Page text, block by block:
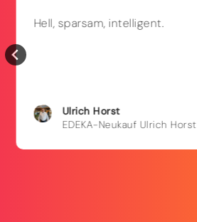
Hell, sparsam, intelligent.
Ulrich Horst
EDEKA-Neukauf Ulrich Horst